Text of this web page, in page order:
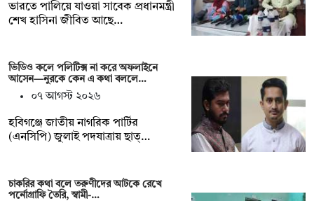
ভারতে পালিয়ে যাওয়া সাবেক প্রধানমন্ত্রী
শেখ হাসিনা জীবিত আছে…
ভিডিও কলে পলিটিক্স না করে অফলাইনে
আসেন—নুরকে কেন এ কথা বললে…
০৭ আগস্ট ২০২৬
হবিগঞ্জে জাতীয় নাগরিক পার্টির
(এনসিপি) জুলাই পদযাত্রায় ছাত্…
চাকরির কথা বলে তরুণীদের আটকে রেখে
পর্নোগ্রাফি তৈরি, স্বামী-…